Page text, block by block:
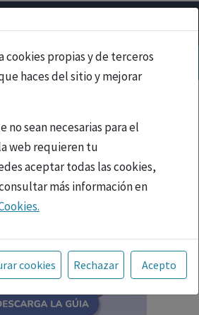
cookies propias y de terceros
haces del sitio y mejorar
no sean necesarias para el
web requieren tu
aceptar todas las cookies,
más información en
en la Página Web está
del mercado español y, por
sanitarios legalmente
o dispensar medicamentos
cookies Rechazar Acepto